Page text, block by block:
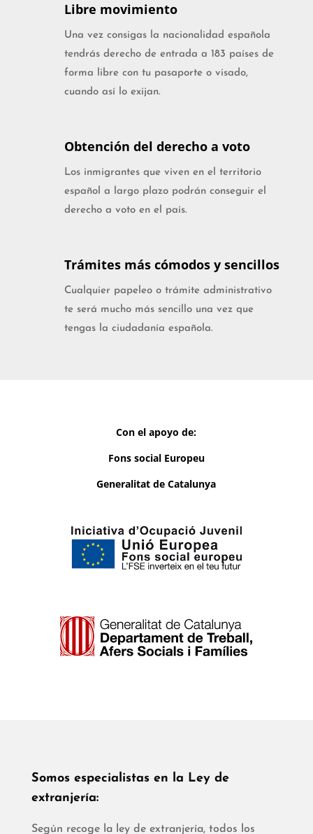
Libre movimiento
Una vez consigas la nacionalidad española
tendrás derecho de entrada a 183 países de
forma libre con tu pasaporte o visado,
cuando así lo exijan.
Obtención del derecho a voto
Los inmigrantes que viven en el territorio
español a largo plazo podrán conseguir el
derecho a voto en el país.
Trámites más cómodos y sencillos
Cualquier papeleo o trámite administrativo
te será mucho más sencillo una vez que
tengas la ciudadanía española.
Con el apoyo de:
Fons social Europeu
Generalitat de Catalunya
Somos especialistas en la Ley de
extranjería:
Según recoge la ley de extranjería, todos los